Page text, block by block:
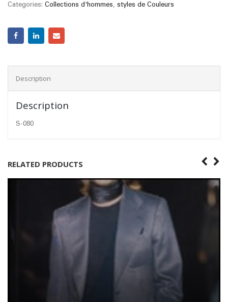
Categories: Collections d'hommes, styles de Couleurs
Description
Description
S-080
RELATED PRODUCTS